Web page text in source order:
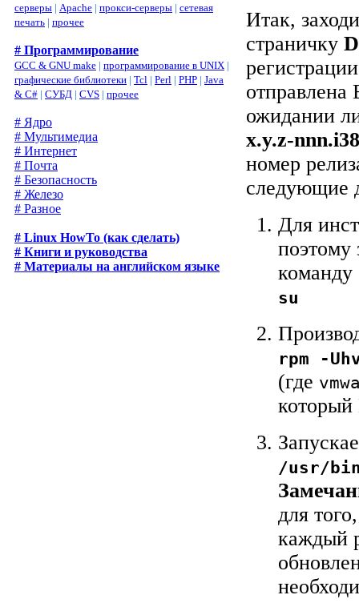
серверы | Apache | прокси-серверы | сетевая
печать | прочее
# Программирование
GCC & GNU make | программирование в UNIX |
графические библиотеки | Tcl | Perl | PHP | Java
& C# | СУБД | CVS | прочее
# Ядро
# Мультимедиа
# Интернет
# Почта
# Безопасность
# Железо
# Разное
# Linux HowTo (как сделать)
# Книги и руководства
# Материалы на английском языке
Итак,
страничку
отправлена
ожидании
x.y.z-
номер
следующие
Для
поэтому
команду
su
rpm -
(где
/usr/
для
каждый